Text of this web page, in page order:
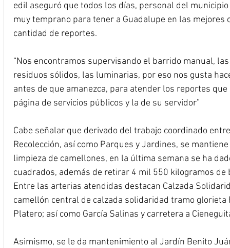
edil aseguró que todos los días, personal del
muy temprano para tener a Guadalupe en las
cantidad de reportes.
“Nos encontramos supervisando el barrido manual,
residuos sólidos, las luminarias, por eso nos gusta
antes de que amanezca, para atender los reportes
página de servicios públicos y la de su servidor”
Cabe señalar que derivado del trabajo coordinado
Recolección, así como Parques y Jardines, se
limpieza de camellones, en la última semana se ha
cuadrados, además de retirar 4 mil 550 kilogramos de
Entre las arterias atendidas destacan Calzada
camellón central de calzada solidaridad tramo glorieta
Platero; así como García Salinas y carretera a
Asimismo, se le da mantenimiento al Jardín Benito